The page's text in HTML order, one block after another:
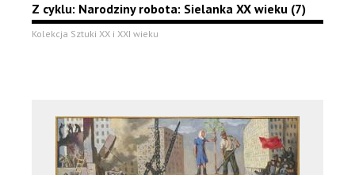
Z cyklu: Narodziny robota: Sielanka XX wieku (7)
Kolekcja Sztuki XX i XXI wieku